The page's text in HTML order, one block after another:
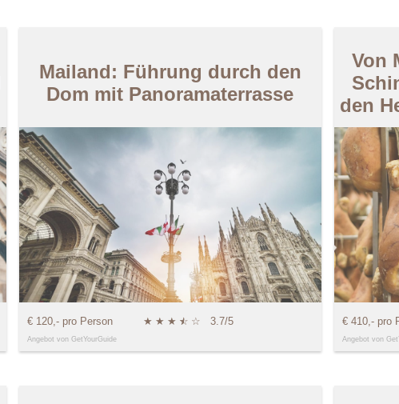
Mailand: Führung durch den
Dom mit Panoramaterrasse
€ 120,- pro Person ★ ★ ★ ★
☆ ☆ 3.7/5
Angebot von GetYourGuide
Von
den
€ 410,- pro
Angebot von